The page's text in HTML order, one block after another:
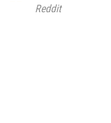
Reddit